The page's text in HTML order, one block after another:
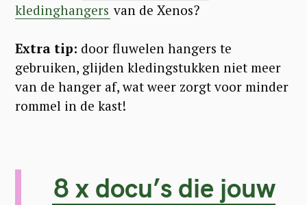
kledinghangers van de Xenos?
Extra tip: door fluwelen hangers te
gebruiken, glijden kledingstukken niet meer
van de hanger af, wat weer zorgt voor minder
rommel in de kast!
8 x docu’s die jouw